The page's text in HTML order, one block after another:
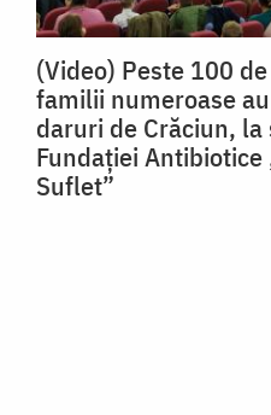
(Video) Peste 100
familii numeroase
daruri de Crăciun, la
Fundației Antibiotice
Suflet”